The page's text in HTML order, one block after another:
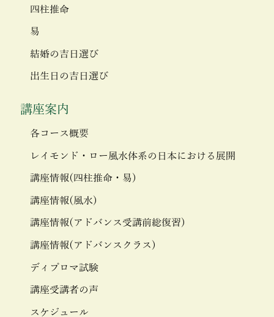
四柱推命
易
結婚の吉日選び
出生日の吉日選び
講座案内
各コース概要
レイモンド・ロー風水体系の日本における展開
講座情報(四柱推命・易)
講座情報(風水)
講座情報(アドバンス受講前総復習)
講座情報(アドバンスクラス)
ディプロマ試験
講座受講者の声
スケジュール